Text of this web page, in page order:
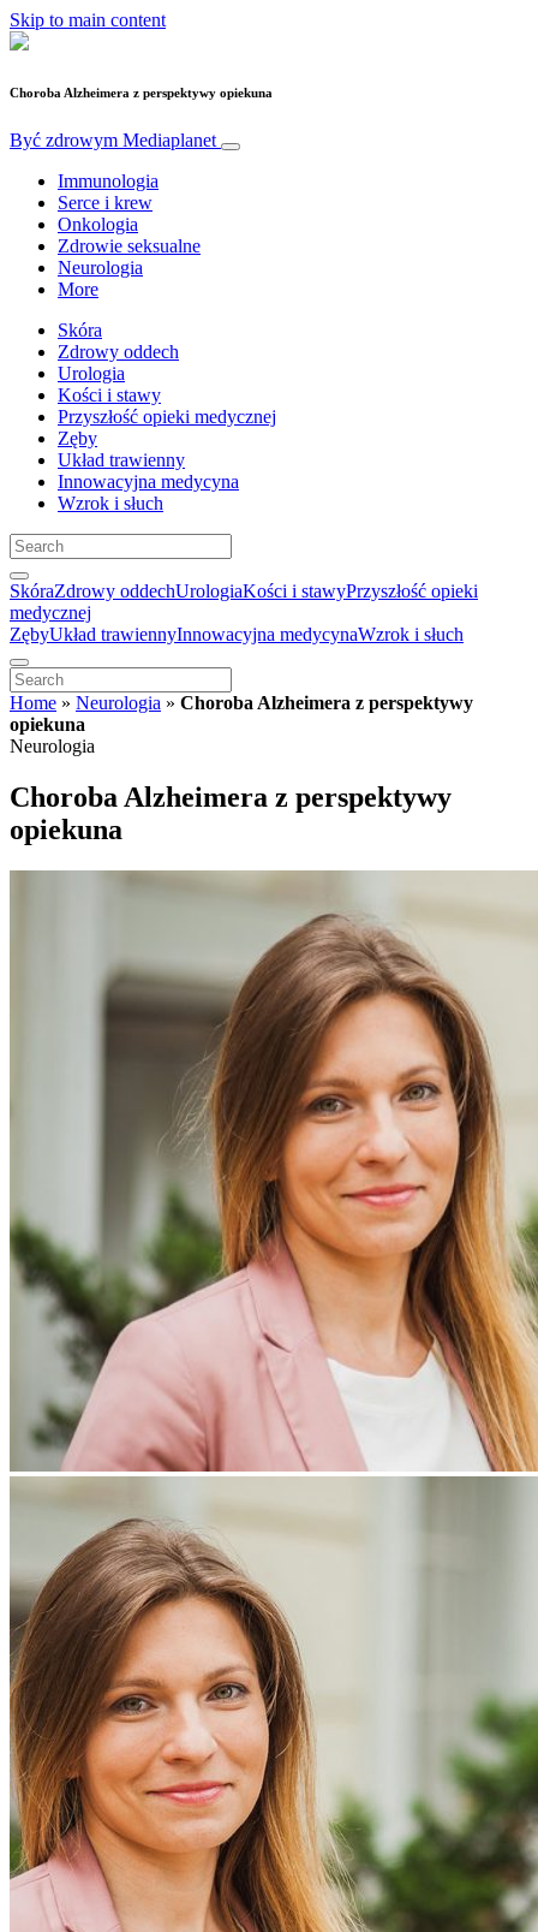
Skip to main content
Choroba Alzheimera z perspektywy opiekuna
Być zdrowym Mediaplanet
Immunologia
Serce i krew
Onkologia
Zdrowie seksualne
Neurologia
More
Skóra
Zdrowy oddech
Urologia
Kości i stawy
Przyszłość opieki medycznej
Zęby
Układ trawienny
Innowacyjna medycyna
Wzrok i słuch
SkóraZdrowy oddechUrologiaKości i stawyPrzyszłość opieki
medycznej
ZębyUkład trawiennyInnowacyjna medycynaWzrok i słuch
Home » Neurologia » Choroba Alzheimera z perspektywy
opiekuna
Neurologia
Choroba Alzheimera z perspektywy
opiekuna